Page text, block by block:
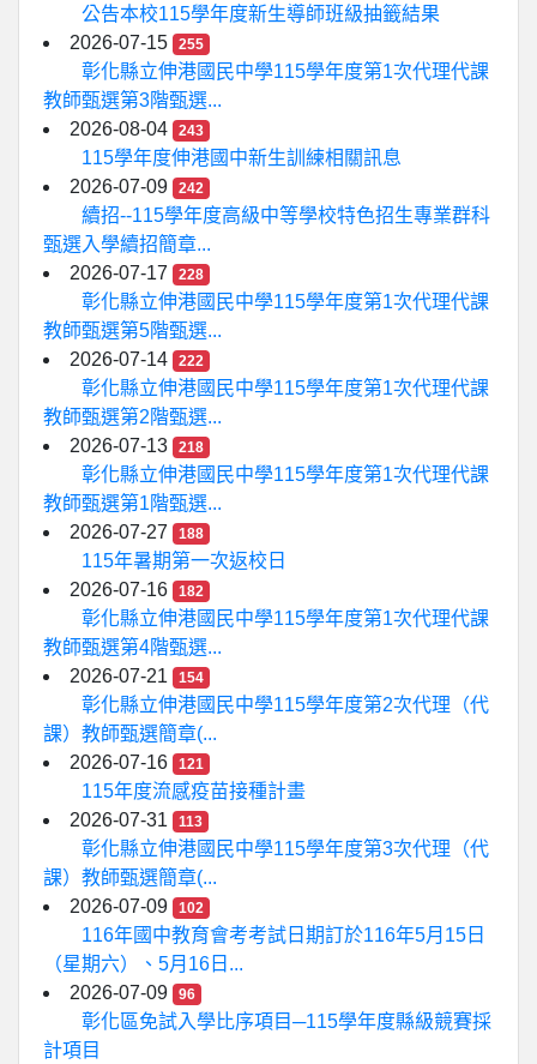
公告本校115學年度新生導師班級抽籤結果
2026-07-15
255
彰化縣立伸港國民中學115學年度第1次代理代課
教師甄選第3階甄選...
2026-08-04
243
115學年度伸港國中新生訓練相關訊息
2026-07-09
242
續招--115學年度高級中等學校特色招生專業群科
甄選入學續招簡章...
2026-07-17
228
彰化縣立伸港國民中學115學年度第1次代理代課
教師甄選第5階甄選...
2026-07-14
222
彰化縣立伸港國民中學115學年度第1次代理代課
教師甄選第2階甄選...
2026-07-13
218
彰化縣立伸港國民中學115學年度第1次代理代課
教師甄選第1階甄選...
2026-07-27
188
115年暑期第一次返校日
2026-07-16
182
彰化縣立伸港國民中學115學年度第1次代理代課
教師甄選第4階甄選...
2026-07-21
154
彰化縣立伸港國民中學115學年度第2次代理（代
課）教師甄選簡章(...
2026-07-16
121
115年度流感疫苗接種計畫
2026-07-31
113
彰化縣立伸港國民中學115學年度第3次代理（代
課）教師甄選簡章(...
2026-07-09
102
116年國中教育會考考試日期訂於116年5月15日
（星期六）、5月16日...
2026-07-09
96
彰化區免試入學比序項目─115學年度縣級競賽採
計項目